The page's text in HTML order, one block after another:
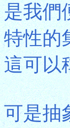
是我們
特性的
這可以
可是抽